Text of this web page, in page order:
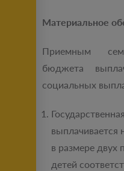
Материальное
Приемным
бюджета
социальных
выплачивается
в размере
детей